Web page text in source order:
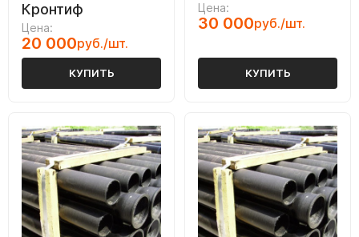
Кронтиф
Цена:
20 000руб./шт.
КУПИТЬ
Цена:
30 000руб./шт.
КУПИТЬ